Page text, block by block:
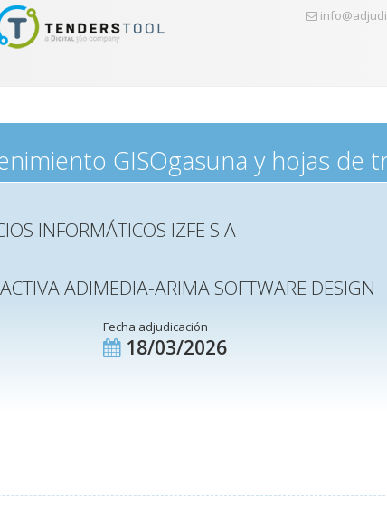
GISOgasuna y hojas de
INFORMÁTICOS IZFE S.A
ADIMEDIA-ARIMA SOFTWARE DESIGN
Fecha adjudicación
18/03/2026